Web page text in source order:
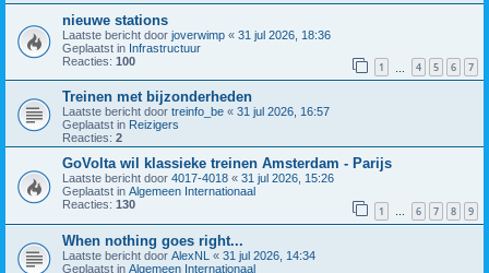
nieuwe stations
Laatste bericht door joverwimp « 31 jul 2026, 18:36
Geplaatst in Infrastructuur
Reacties: 100 1 4 5 6 7
Treinen met bijzonderheden
Laatste bericht door treinfo_be « 31 jul 2026, 16:57
Geplaatst in Reizigers
Reacties: 2
GoVolta wil klassieke treinen Amsterdam - Parijs
Laatste bericht door 4017-4018 « 31 jul 2026, 15:26
Geplaatst in Algemeen Internationaal
Reacties: 130 1 … 6 7 8 9
When nothing goes right...
Laatste bericht door AlexNL « 31 jul 2026, 14:34
Geplaatst in Algemeen Internationaal